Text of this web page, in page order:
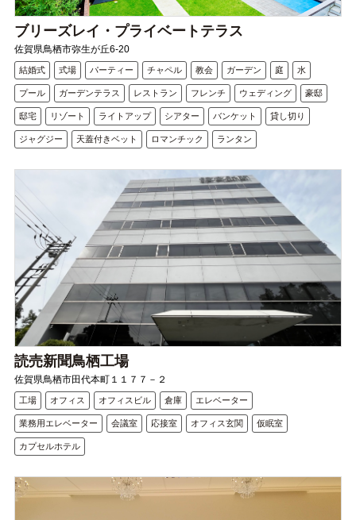
ブリーズレイ・プライベートテラス
佐賀県鳥栖市弥生が丘6-20
結婚式 式場 パーティー チャペル 教会 ガーデン 庭 水
プール ガーデンテラス レストラン フレンチ ウェディング 豪邸
邸宅 リゾート ライトアップ シアター バンケット 貸し切り
ジャグジー 天蓋付きベット ロマンチック ランタン
読売新聞鳥栖工場
佐賀県鳥栖市田代本町１１７７－２
工場 オフィス オフィスビル 倉庫 エレベーター
業務用エレベーター 会議室 応接室 オフィス玄関 仮眠室
カプセルホテル